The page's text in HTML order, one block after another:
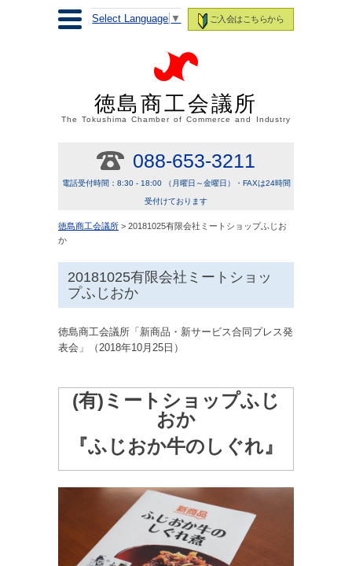
ご入会はこちらから
Select Language ▼
徳島商工会議所
The Tokushima Chamber of Commerce and Industry
088-653-3211
電話受付時間：8:30 - 18:00 （月曜日～金曜日）・FAXは24時間
受付けております
徳島商工会議所 > 20181025有限会社ミートショップふじお
か
20181025有限会社ミートショッ
プふじおか
徳島商工会議所「新商品・新サービス合同プレス発
表会」（2018年10月25日）
(有)ミートショップふじ
おか
『ふじおか牛のしぐれ』